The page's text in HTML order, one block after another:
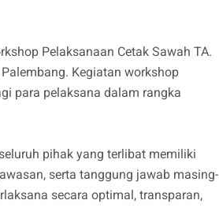
Pelaksanaan Cetak Sawah TA.
Kegiatan workshop
para pelaksana dalam rangka
pihak yang terlibat memiliki
serta tanggung jawab masing-
secara optimal, transparan,